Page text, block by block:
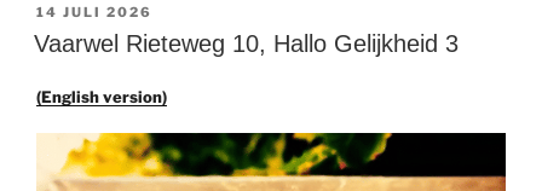
GEPLAATST
OP
14 JULI 2026
Vaarwel Rieteweg 10, Hallo Gelijkheid 3
(English version)